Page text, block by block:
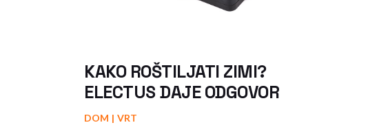
KAKO ROŠTILJATI ZIMI?
ELECTUS DAJE ODGOVOR
DOM VRT